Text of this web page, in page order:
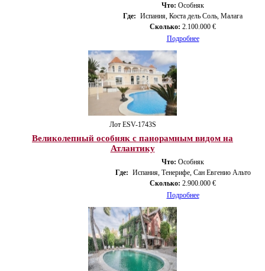
Что: Особняк
Где: Испания, Коста дель Соль, Малага
Сколько: 2.100.000 €
Подробнее
Лот ESV-1743S
Великолепный особняк с панорамным видом на
Атлантику
Что: Особняк
Где: Испания, Тенерифе, Сан Евгенио Альто
Сколько: 2.900.000 €
Подробнее